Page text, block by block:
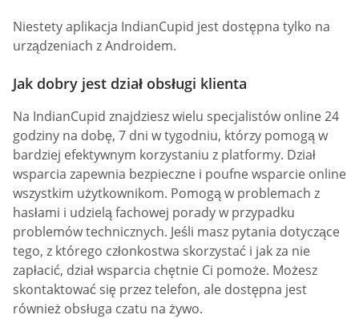
Niestety aplikacja IndianCupid jest dostępna tylko na
urządzeniach z Androidem.
Jak dobry jest dział obsługi klienta
Na IndianCupid znajdziesz wielu specjalistów online 24
godziny na dobę, 7 dni w tygodniu, którzy pomogą w
bardziej efektywnym korzystaniu z platformy. Dział
wsparcia zapewnia bezpieczne i poufne wsparcie online
wszystkim użytkownikom. Pomogą w problemach z
hasłami i udzielą fachowej porady w przypadku
problemów technicznych. Jeśli masz pytania dotyczące
tego, z którego członkostwa skorzystać i jak za nie
zapłacić, dział wsparcia chętnie Ci pomoże. Możesz
skontaktować się przez telefon, ale dostępna jest
również obsługa czatu na żywo.